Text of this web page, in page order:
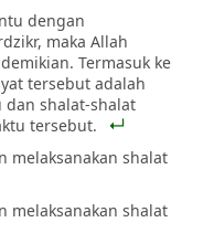
dengan
maka Allah
Termasuk ke
tersebut adalah
dan shalat-shalat
tersebut.
melaksanakan shalat
melaksanakan shalat